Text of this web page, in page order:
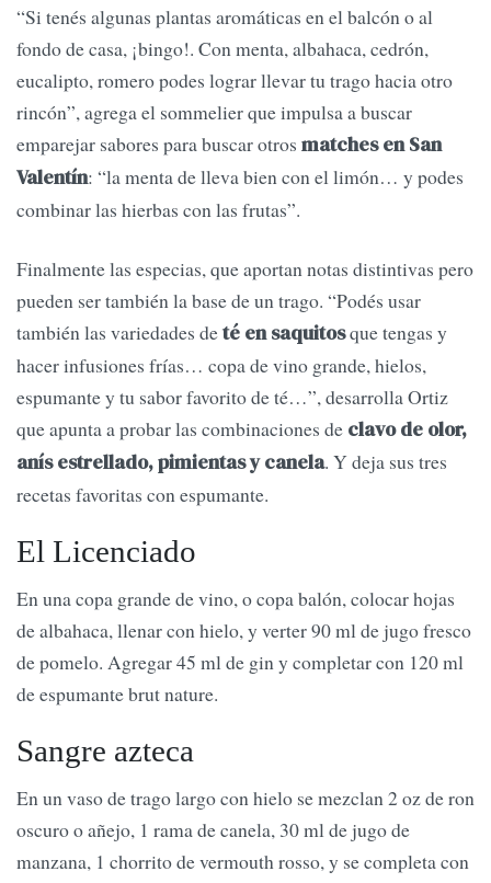
“Si tenés algunas plantas aromáticas en el balcón o al
fondo de casa, ¡bingo!. Con menta, albahaca, cedrón,
eucalipto, romero podes lograr llevar tu trago hacia otro
rincón”, agrega el sommelier que impulsa a buscar
emparejar sabores para buscar otros matches en San
Valentín: “la menta de lleva bien con el limón… y podes
combinar las hierbas con las frutas”.
Finalmente las especias, que aportan notas distintivas pero
pueden ser también la base de un trago. “Podés usar
también las variedades deté en saquitosque tengas y
hacer infusiones frías… copa de vino grande, hielos,
espumante y tu sabor favorito de té…”, desarrolla Ortiz
que apunta a probar las combinaciones de clavo de olor,
anís estrellado, pimientas y canela. Y deja sus tres
recetas favoritas con espumante.
El Licenciado
En una copa grande de vino, o copa balón, colocar hojas
de albahaca, llenar con hielo, y verter 90 ml de jugo fresco
de pomelo. Agregar 45 ml de gin y completar con 120 ml
de espumante brut nature.
Sangre azteca
En un vaso de trago largo con hielo se mezclan 2 oz de ron
oscuro o añejo, 1 rama de canela, 30 ml de jugo de
manzana, 1 chorrito de vermouth rosso, y se completa con